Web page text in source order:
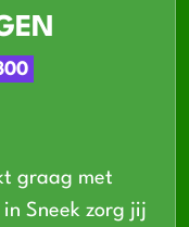
graag met
Sneek zorg jij